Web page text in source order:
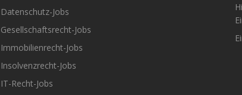
Datenschutz-Jobs
Gesellschaftsrecht-Jobs
Immobilienrecht-Jobs
Insolvenzrecht-Jobs
IT-Recht-Jobs